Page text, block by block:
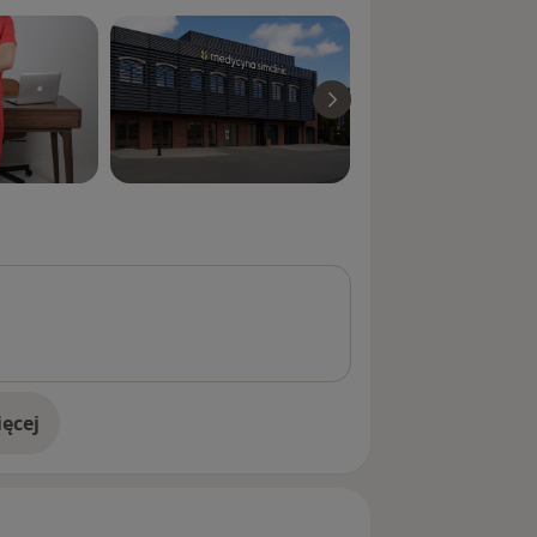
dedykowane, badania
brzusznej, płuc oraz tkanki
ocenę narządów wewnętrznych i
szybką ocenę
obrazowe przedłużenie
to wykonuję bezpośrednio
Twój problem i przyspieszyć
naneuropatię